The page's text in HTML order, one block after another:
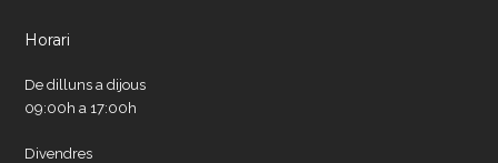
Horari
De dilluns a dijous
09:00h a 17:00h
Divendres